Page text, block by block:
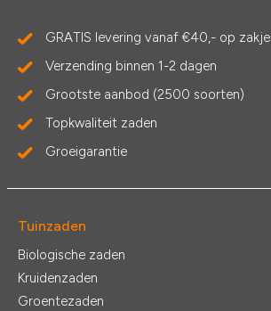
GRATIS levering vanaf €40,- op
Verzending binnen 1-2 dagen
Grootste aanbod (2500 soorten)
Topkwaliteit zaden
Groeigarantie
Tuinzaden
Biologische zaden
Kruidenzaden
Groentezaden